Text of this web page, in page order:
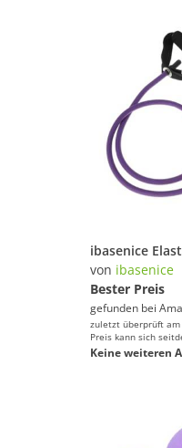
von ibasenice
Bester Preis
gefunden bei
zuletzt überprüft
Preis kann sich
Keine weiteren